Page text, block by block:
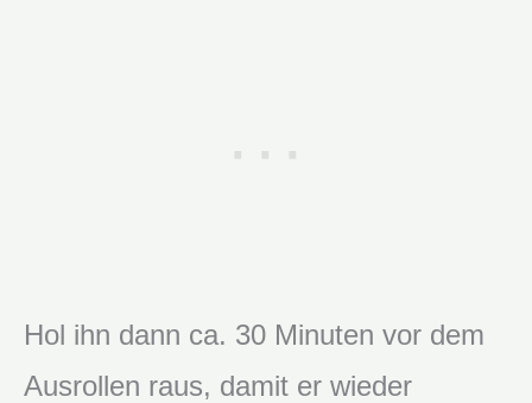
Hol ihn dann ca. 30 Minuten vor dem
Ausrollen raus, damit er wieder